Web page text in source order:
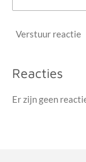
Verstuur reactie
Reacties
Er zijn geen